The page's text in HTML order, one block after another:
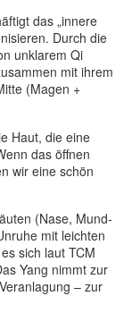
das „innere
Durch die
unklarem Qi
mit ihrem
(Magen +
Haut, die eine
das öffnen
wir eine schön
(Nase, Mund-
mit leichten
sich laut TCM
Yang nimmt zur
– zur